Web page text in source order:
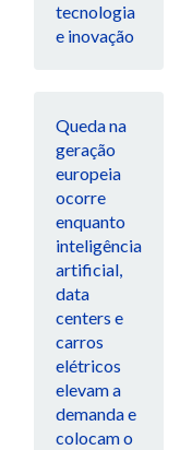
tecnologia
e inovação
Queda na
geração
europeia
ocorre
enquanto
inteligência
artificial,
data
centers e
carros
elétricos
elevam a
demanda e
colocam o